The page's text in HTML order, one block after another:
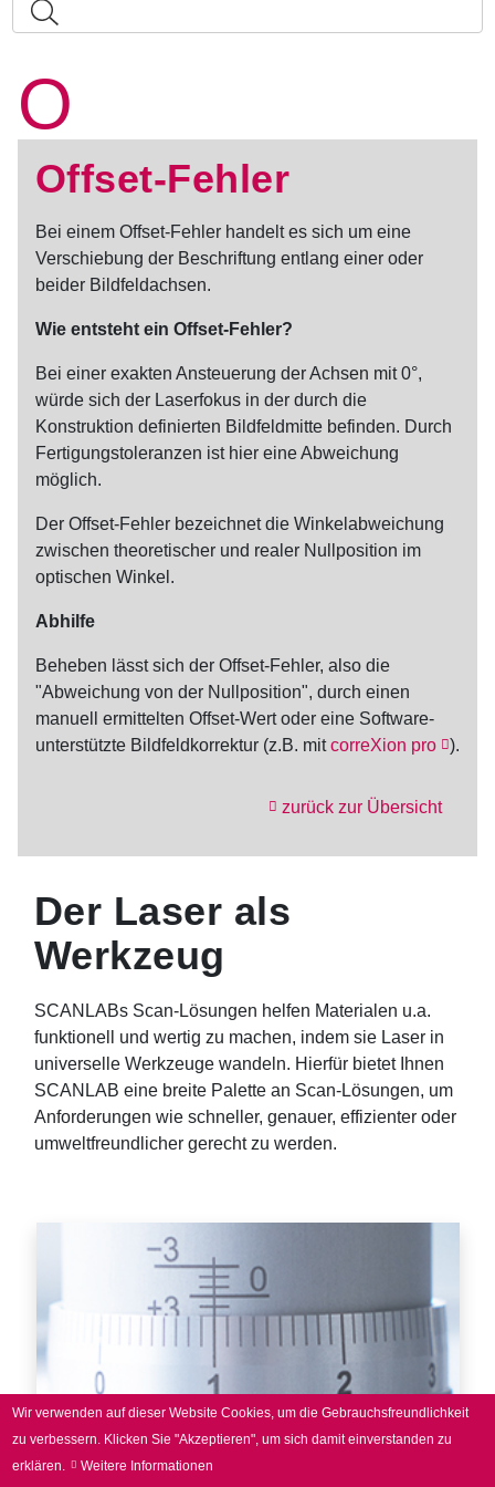
O
Offset-Fehler
Bei einem Offset-Fehler handelt es sich um eine
Verschiebung der Beschriftung entlang einer oder
beider Bildfeldachsen.
Wie entsteht ein Offset-Fehler?
Bei einer exakten Ansteuerung der Achsen mit 0°,
würde sich der Laserfokus in der durch die
Konstruktion definierten Bildfeldmitte befinden. Durch
Fertigungstoleranzen ist hier eine Abweichung
möglich.
Der Offset-Fehler bezeichnet die Winkelabweichung
zwischen theoretischer und realer Nullposition im
optischen Winkel.
Abhilfe
Beheben lässt sich der Offset-Fehler, also die
"Abweichung von der Nullposition", durch einen
manuell ermittelten Offset-Wert oder eine Software-
unterstützte Bildfeldkorrektur (z.B. mitcorreXion pro ).
zurück zur Übersicht
Der Laser als
Werkzeug
SCANLABs Scan-Lösungen helfen Materialen u.a.
funktionell und wertig zu machen, indem sie Laser in
universelle Werkzeuge wandeln. Hierfür bietet Ihnen
SCANLAB eine breite Palette an Scan-Lösungen, um
Anforderungen wie schneller, genauer, effizienter oder
umweltfreundlicher gerecht zu werden.
Wir verwenden auf dieser Website Cookies, um die Gebrauchsfreundlichkeit
zu verbessern. Klicken Sie "Akzeptieren", um sich damit einverstanden zu
erklären.
Weitere Informationen